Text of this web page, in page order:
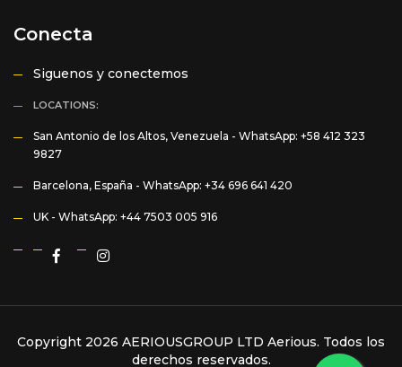
Conecta
Siguenos y conectemos
LOCATIONS:
San Antonio de los Altos, Venezuela - WhatsApp: +58 412 323
9827
Barcelona, España - WhatsApp: +34 696 641 420
UK - WhatsApp: +44 7503 005 916
Copyright 2026 AERIOUSGROUP LTD Aerious. Todos los
derechos reservados.